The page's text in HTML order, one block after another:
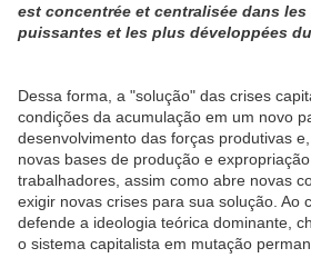
est concentrée et centralisée dans
puissantes et les plus développées
Dessa forma, a "solução" das crises
condições da acumulação em um novo
desenvolvimento das forças produtivas
novas bases de produção e
trabalhadores, assim como abre novas
exigir novas crises para sua solução. Ao
defende a ideologia teórica dominante,
o sistema capitalista em mutação